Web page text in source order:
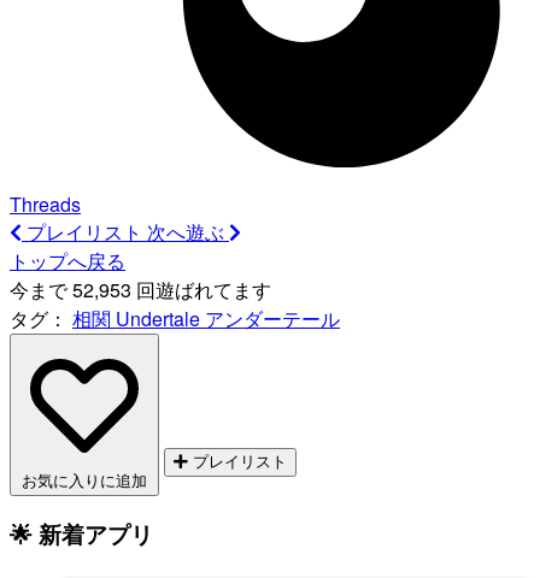
Threads
プレイリスト 次へ遊ぶ
トップへ戻る
今まで 52,953 回遊ばれてます
タグ： 相関 Undertale アンダーテール
お気に入りに追加
プレイリスト
🌟 新着アプリ